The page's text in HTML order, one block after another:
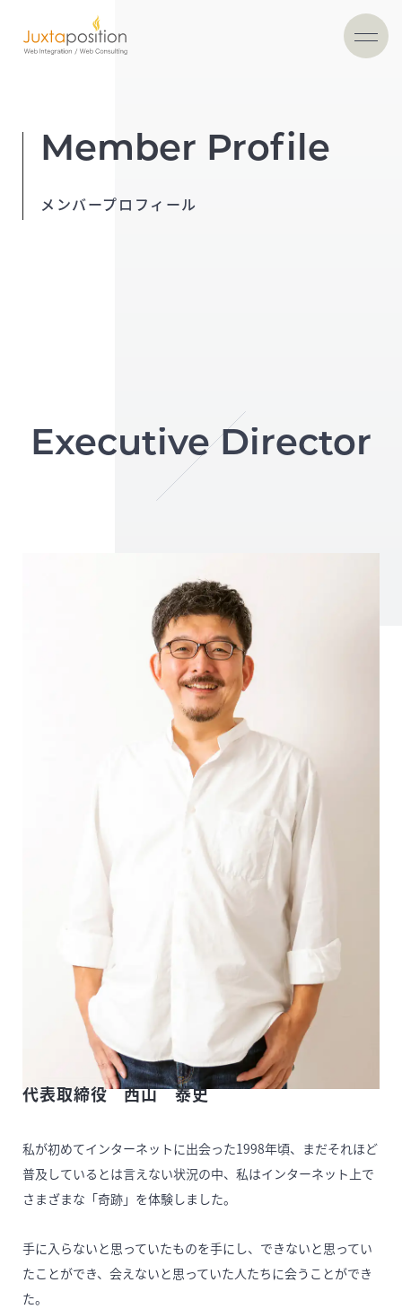
Member Profile
メンバープロフィール
Executive Director
代表取締役 西山 泰史
私が初めてインターネットに出会った1998年頃、まだそれほど
普及しているとは言えない状況の中、私はインターネット上で
さまざまな「奇跡」を体験しました。
手に入らないと思っていたものを手にし、できないと思ってい
たことができ、会えないと思っていた人たちに会うことができ
た。